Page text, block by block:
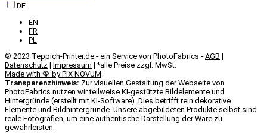
DE
EN
FR
PL
© 2023 Teppich-Printer.de - ein Service von PhotoFabrics - AGB |
Datenschutz | Impressum | *alle Preise zzgl. MwSt.
Made with 🦚 by PIX NOVUM​
Transparenzhinweis: Zur visuellen Gestaltung der Webseite von
PhotoFabrics nutzen wir teilweise KI-gestützte Bildelemente und
Hintergründe (erstellt mit KI-Software). Dies betrifft rein dekorative
Elemente und Bildhintergründe. Unsere abgebildeten Produkte selbst sind
reale Fotografien, um eine authentische Darstellung der Ware zu
gewährleisten.